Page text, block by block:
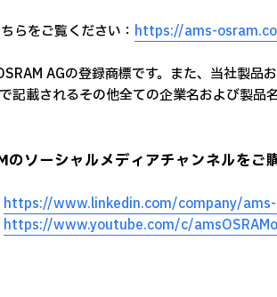
らをご覧ください： https://ams-
AGの登録商標です。また、当社製品
記載されるその他全ての企業名および製品
のソーシャルメディアチャンネルをご
https://www.linkedin.com/company/
https://www.youtube.com/c/